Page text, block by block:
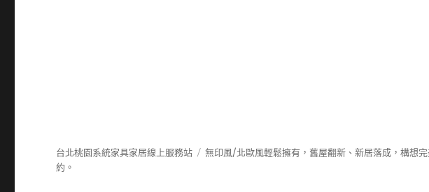
台北桃園系統家具家居線上服務站 無印風/北歐風輕鬆擁有，舊屋翻新、新居落成，構想
約。